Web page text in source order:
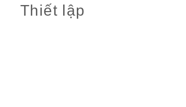
Thiết lập